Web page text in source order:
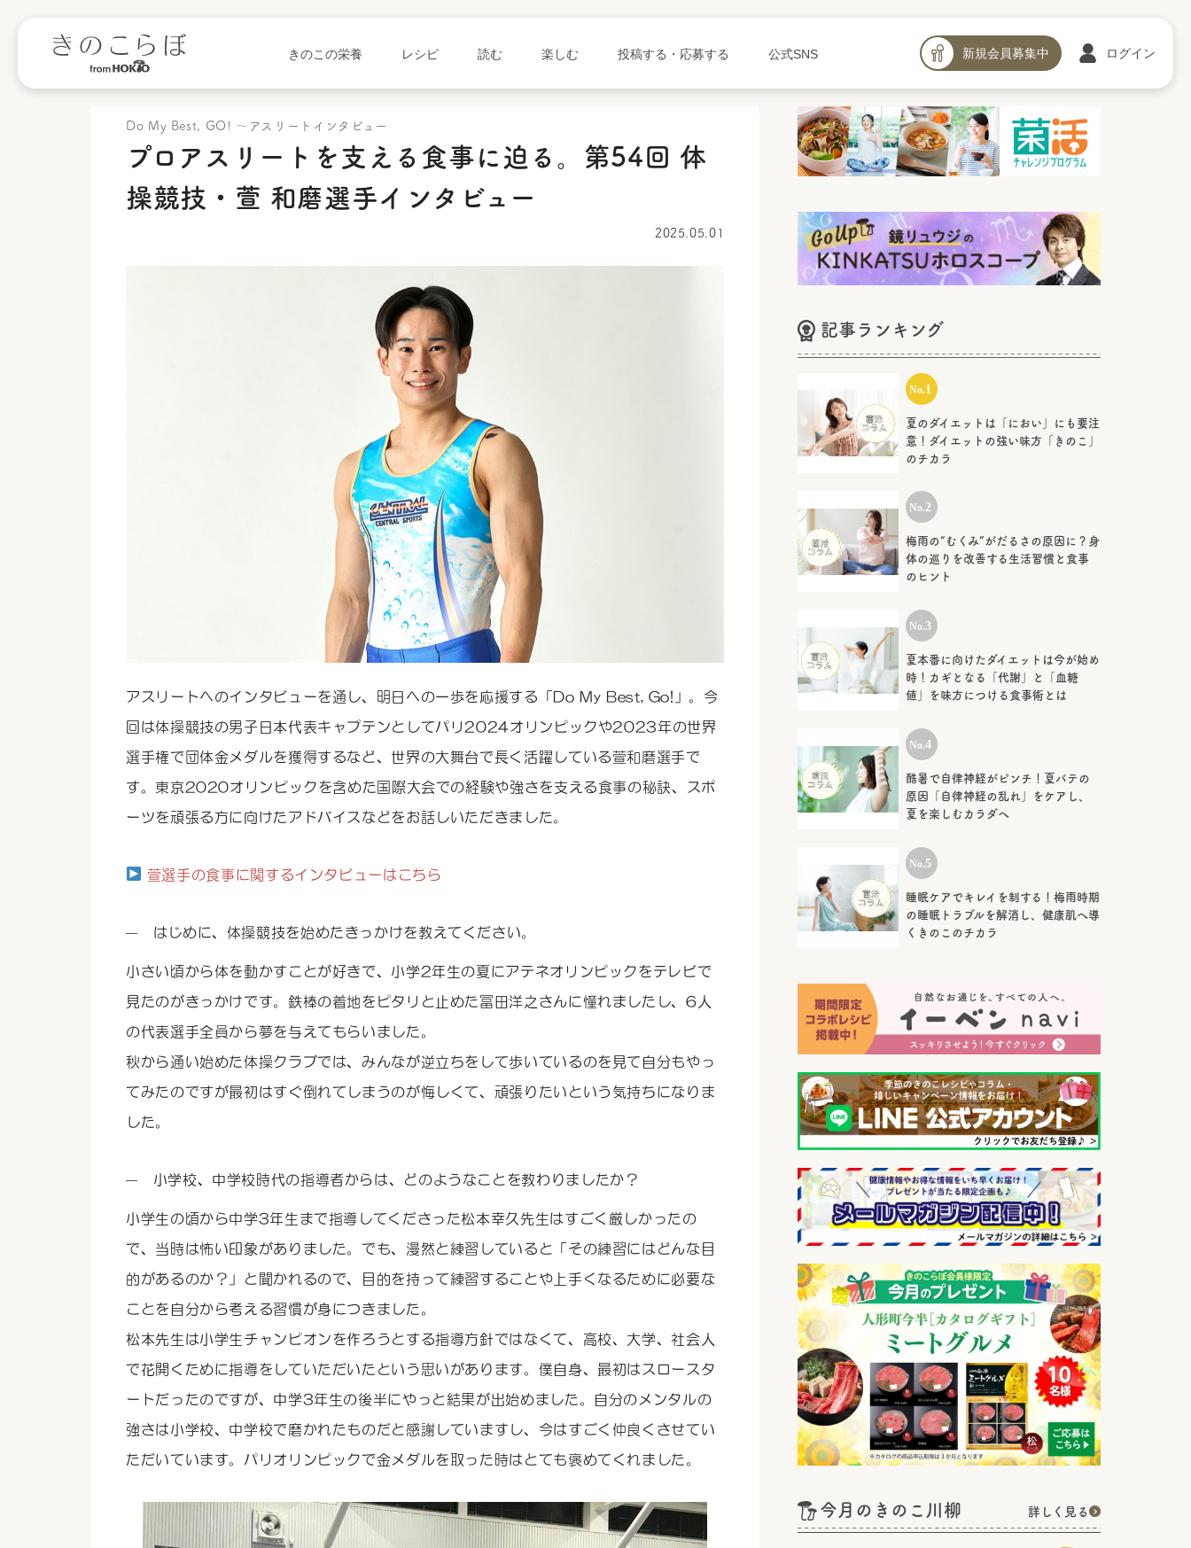
きのこの栄養 レシピ 読む 楽しむ 投稿する・応募する 公式SNS 新規会員募集中 ログイン
Do My Best, GO! 〜アスリートインタビュー
プロアスリートを支える食事に迫る。第54回 体
操競技・萱 和磨選手インタビュー
2025.05.01
アスリートへのインタビューを通し、明日への一歩を応援する「Do My Best, Go!」。今
回は体操競技の男子日本代表キャプテンとしてパリ2024オリンピックや2023年の世界
選手権で団体金メダルを獲得するなど、世界の大舞台で長く活躍している萱和磨選手で
す。東京2020オリンピックを含めた国際大会での経験や強さを支える食事の秘訣、スポ
ーツを頑張る方に向けたアドバイスなどをお話しいただきました。
萱選手の食事に関するインタビューはこちら
はじめに、体操競技を始めたきっかけを教えてください。
小さい頃から体を動かすことが好きで、小学2年生の夏にアテネオリンピックをテレビで
見たのがきっかけです。鉄棒の着地をピタリと止めた冨田洋之さんに憧れましたし、6人
の代表選手全員から夢を与えてもらいました。
秋から通い始めた体操クラブでは、みんなが逆立ちをして歩いているのを見て自分もやっ
てみたのですが最初はすぐ倒れてしまうのが悔しくて、頑張りたいという気持ちになりま
した。
小学校、中学校時代の指導者からは、どのようなことを教わりましたか？
小学生の頃から中学3年生まで指導してくださった松本幸久先生はすごく厳しかったの
で、当時は怖い印象がありました。でも、漫然と練習していると「その練習にはどんな目
的があるのか？」と聞かれるので、目的を持って練習することや上手くなるために必要な
ことを自分から考える習慣が身につきました。
松本先生は小学生チャンピオンを作ろうとする指導方針ではなくて、高校、大学、社会人
で花開くために指導をしていただいたという思いがあります。僕自身、最初はスロースタ
ートだったのですが、中学3年生の後半にやっと結果が出始めました。自分のメンタルの
強さは小学校、中学校で磨かれたものだと感謝していますし、今はすごく仲良くさせてい
ただいています。パリオリンピックで金メダルを取った時はとても褒めてくれました。
記事ランキング
夏のダイエットは「におい」にも要注
意！ダイエットの強い味方「きのこ」
のチカラ
梅雨の“むくみ”がだるさの原因に？身
体の巡りを改善する生活習慣と食事
のヒント
夏本番に向けたダイエットは今が始め
時！カギとなる「代謝」と「血糖
値」を味方につける食事術とは
酷暑で自律神経がピンチ！夏バテの
原因「自律神経の乱れ」をケアし、
夏を楽しむカラダへ
睡眠ケアでキレイを制する！梅雨時期
の睡眠トラブルを解消し、健康肌へ導
くきのこのチカラ
今月のきのこ川柳 詳しく見る